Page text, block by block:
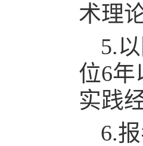
术理
5.
位6年
实践
6.